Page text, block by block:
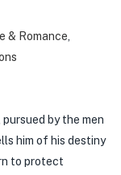
& Romance
by the men
him of his destiny
to protect